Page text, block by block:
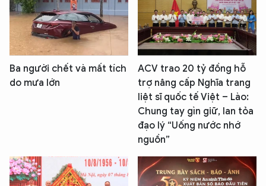
Ba người chết và mất tích
do mưa lớn
ACV trao 20 tỷ đồng hỗ
trợ nâng cấp Nghĩa trang
liệt sĩ quốc tế Việt – Lào:
Chung tay gìn giữ, lan tỏa
đạo lý “Uống nước nhớ
nguồn”